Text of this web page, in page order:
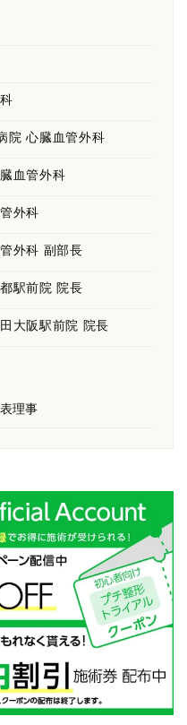
院 心臓血管外科
血管外科
外科
外科 副部長
駅前院 院長
大阪駅前院 院長
理事